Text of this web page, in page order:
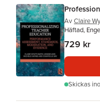
Av Claire
Häftad,
729 kr
Skickas